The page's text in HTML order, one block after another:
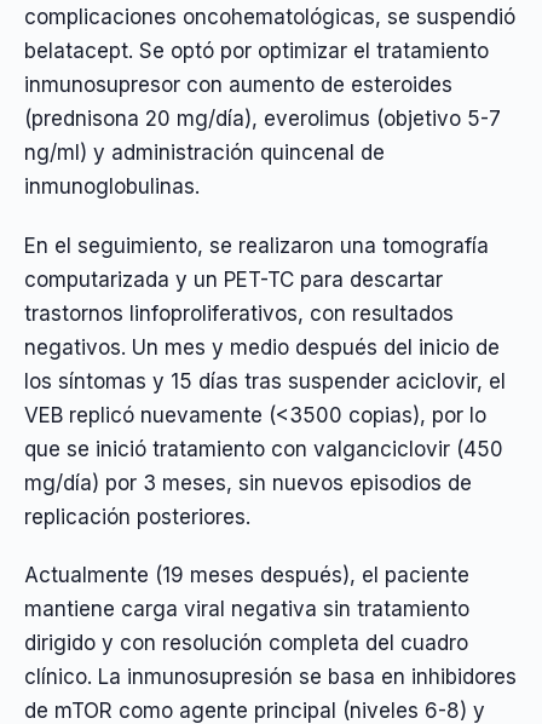
complicaciones oncohematológicas, se suspendió
belatacept. Se optó por optimizar el tratamiento
inmunosupresor con aumento de esteroides
(prednisona 20 mg/día), everolimus (objetivo 5-7
ng/ml) y administración quincenal de
inmunoglobulinas.
En el seguimiento, se realizaron una tomografía
computarizada y un PET-TC para descartar
trastornos linfoproliferativos, con resultados
negativos. Un mes y medio después del inicio de
los síntomas y 15 días tras suspender aciclovir, el
VEB replicó nuevamente (<3500 copias), por lo
que se inició tratamiento con valganciclovir (450
mg/día) por 3 meses, sin nuevos episodios de
replicación posteriores.
Actualmente (19 meses después), el paciente
mantiene carga viral negativa sin tratamiento
dirigido y con resolución completa del cuadro
clínico. La inmunosupresión se basa en inhibidores
de mTOR como agente principal (niveles 6-8) y